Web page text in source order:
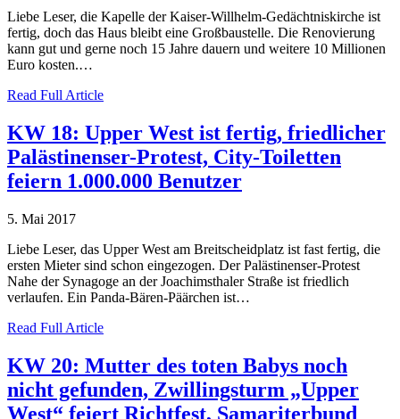
Liebe Leser, die Kapelle der Kaiser-Willhelm-Gedächtniskirche ist
fertig, doch das Haus bleibt eine Großbaustelle. Die Renovierung
kann gut und gerne noch 15 Jahre dauern und weitere 10 Millionen
Euro kosten.…
Read Full Article
KW 18: Upper West ist fertig, friedlicher
Palästinenser-Protest, City-Toiletten
feiern 1.000.000 Benutzer
5. Mai 2017
Liebe Leser, das Upper West am Breitscheidplatz ist fast fertig, die
ersten Mieter sind schon eingezogen. Der Palästinenser-Protest
Nahe der Synagoge an der Joachimsthaler Straße ist friedlich
verlaufen. Ein Panda-Bären-Päärchen ist…
Read Full Article
KW 20: Mutter des toten Babys noch
nicht gefunden, Zwillingsturm „Upper
West“ feiert Richtfest, Samariterbund